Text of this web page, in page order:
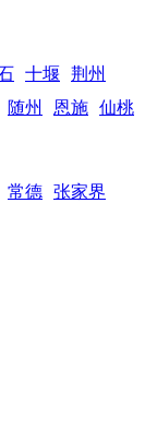
十堰 荆州
随州 恩施 仙桃
常德 张家界